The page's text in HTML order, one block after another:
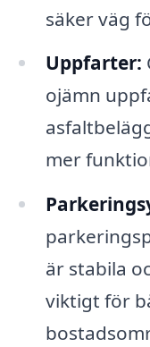
säker väg
Uppfarter:
ojämn
mer
är stabila
viktigt för